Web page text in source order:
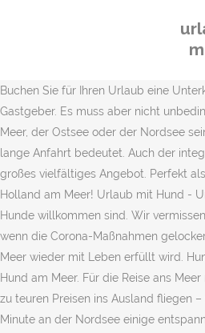
Buchen Sie für Ihren Urlaub eine
Gastgeber. Es muss aber nicht
Meer, der Ostsee oder der Nordsee
lange Anfahrt bedeutet. Auch der
großes vielfältiges Angebot. Perfekt
Holland am Meer! Urlaub mit Hund -
Hunde willkommen sind. Wir
wenn die Corona-Maßnahmen
Meer wieder mit Leben erfüllt wird.
Hund am Meer. Für die Reise ans
zu teuren Preisen ins Ausland fliegen
Minute an der Nordsee einige